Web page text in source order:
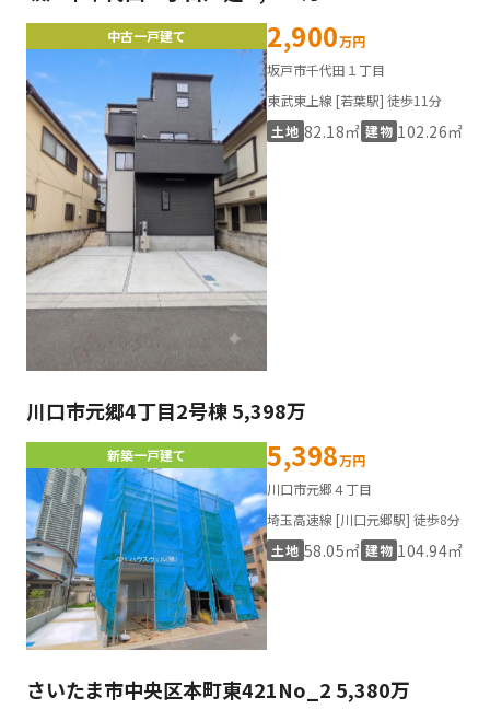
中古一戸建て 2,900万円
坂戸市千代田１丁目
東武東上線 [若葉駅] 徒歩11分
土地 82.18㎡ 建物 102.26㎡
川口市元郷4丁目2号棟 5,398万
新築一戸建て 5,398万円
川口市元郷４丁目
埼玉高速線 [川口元郷駅] 徒歩8分
土地 58.05㎡ 建物 104.94㎡
さいたま市中央区本町東421No_2 5,380万